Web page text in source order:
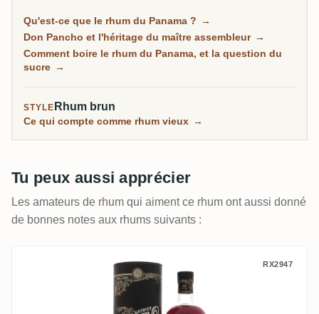
assembleur cubain Don Pancho. C'est la porte
d'entrée accueillante vers le rhum vieilli, souple et
rond, même si certaines bouteilles tirent vers le sucré.
Qu'est-ce que le rhum du Panama ? →
Don Pancho et l'héritage du maître assembleur →
Comment boire le rhum du Panama, et la question du
sucre →
STYLE Rhum brun
Ce qui compte comme rhum vieux →
Tu peux aussi apprécier
Les amateurs de rhum qui aiment ce rhum ont aussi donné
de bonnes notes aux rhums suivants :
Auténtico Nativo 20 Años RX2947